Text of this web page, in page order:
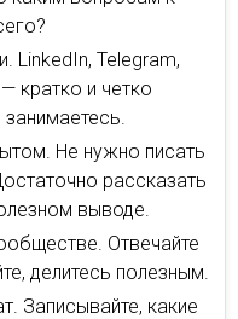
LinkedIn, Telegram,
кратко и четко
Не нужно писать
рассказать
выводе.
Отвечайте
делитесь полезным.
Записывайте, какие